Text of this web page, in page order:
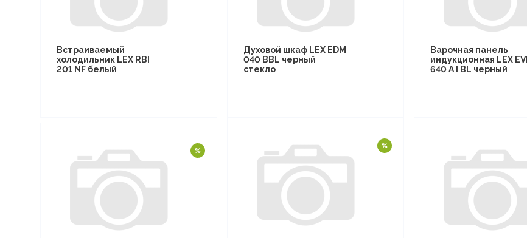
Встраиваемый
холодильник LEX RBI
201 NF белый
Духовой шкаф LEX EDM
040 BBL черный
стекло
Варочная панель
индукционная LEX EVI
640 A I BL черный